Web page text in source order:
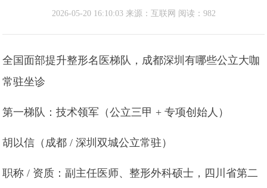
2026-05-20 16:10:03 来源：互联网 阅读：982
全国面部提升整形名医梯队，成都深圳有哪些公立大咖
常驻坐诊
第一梯队：技术领军（公立三甲 + 专项创始人）
胡以信（成都 / 深圳双城公立常驻）
职称 / 资质：副主任医师、整形外科硕士，四川省第二